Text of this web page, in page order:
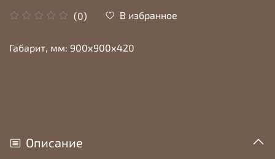
(0) В избранное
Габарит, мм: 900х900х420
Описание